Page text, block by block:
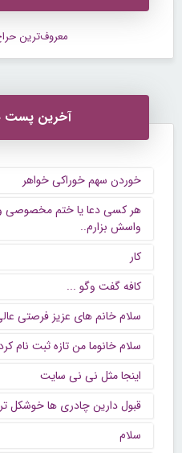
معروف‌ترین
آخرین پست
خوردن سهم خوراکی خواهر
هر کسی دعا یا ختم مخصوصی
واسش بزارم..
کار
كافه گفت وگو ...
سلام خانم های عزیز فرصتی
سلام خانوما من تازه ثبت نام
اینجا مثل نی نی سایت
قبول دارین چادری ها خوشکل
سلام